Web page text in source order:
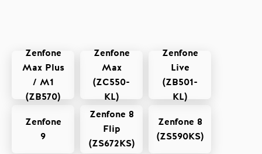
Zenfone
Max Plus
/ M1
(ZB570)
Zenfone
Max
(ZC550-
KL)
Zenfone
Live
(ZB501-
KL)
Zenfone
9
Zenfone 8
Flip
(ZS672KS)
Zenfone 8
(ZS590KS)